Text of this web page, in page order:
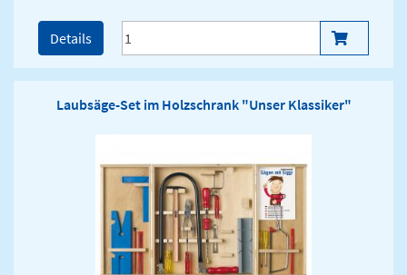
Details
Laubsäge-Set im Holzschrank "Unser Klassiker"